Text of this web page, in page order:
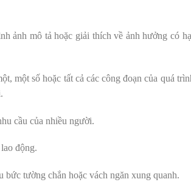
ảnh mô tả hoặc giải thích về ảnh hưởng có
một số hoặc tất cả các công đoạn của quá
cầu của nhiều người.
động.
bức tường chắn hoặc vách ngăn xung quanh.